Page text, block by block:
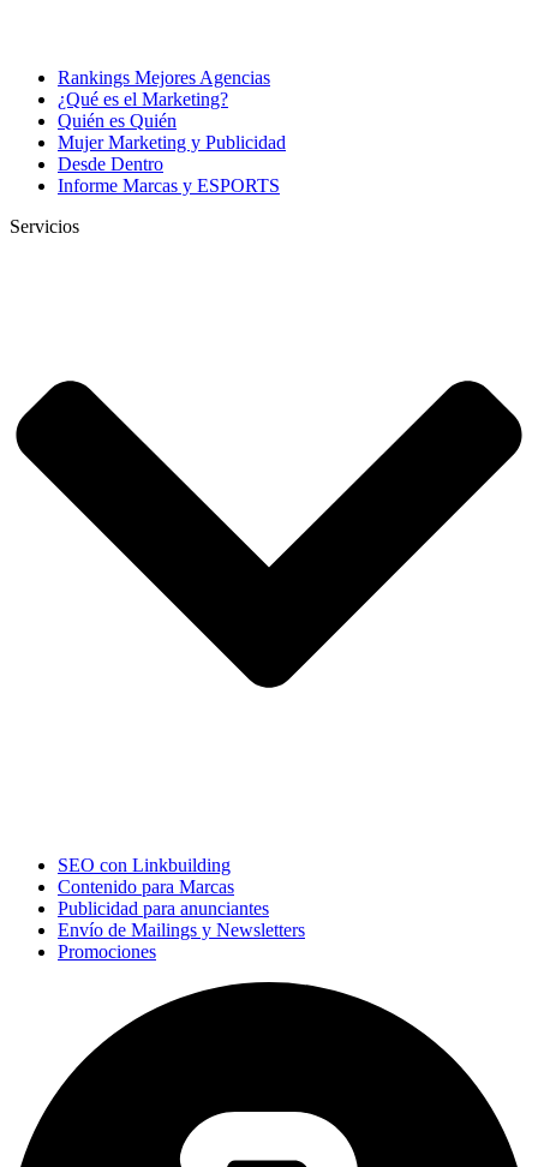
Rankings Mejores Agencias
¿Qué es el Marketing?
Quién es Quién
Mujer Marketing y Publicidad
Desde Dentro
Informe Marcas y ESPORTS
Servicios
SEO con Linkbuilding
Contenido para Marcas
Publicidad para anunciantes
Envío de Mailings y Newsletters
Promociones